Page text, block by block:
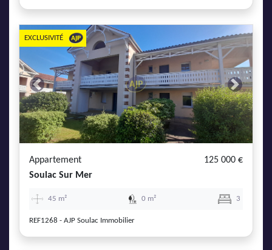
Previous Next
EXCLUSIVITÉ
Appartement
125 000 €
Soulac Sur Mer
45 m² 0 m² 3
REF1268 - AJP Soulac Immobilier